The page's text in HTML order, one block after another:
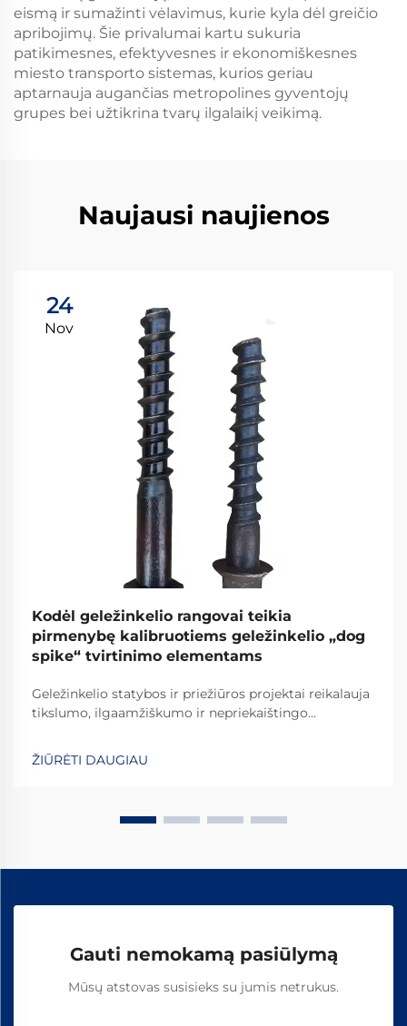
eismą ir sumažinti vėlavimus, kurie kyla dėl greičio
apribojimų. Šie privalumai kartu sukuria
patikimesnes, efektyvesnes ir ekonomiškesnes
miesto transporto sistemas, kurios geriau
aptarnauja augančias metropolines gyventojų
grupes bei užtikrina tvarų ilgalaikį veikimą.
Naujausi naujienos
24
Nov
Kodėl geležinkelio rangovai teikia
pirmenybę kalibruotiems geležinkelio „dog
spike“ tvirtinimo elementams
Geležinkelio statybos ir priežiūros projektai reikalauja
tikslumo, ilgaamžiškumo ir nepriekaištingo
svarbiausių elementų, tvirtinančių bėgius prie šпалų,
apdailinti geležinkelio vinys išsiskiria kaip...
ŽIŪRĖTI DAUGIAU
Gauti nemokamą pasiūlymą
Mūsų atstovas susisieks su jumis netrukus.